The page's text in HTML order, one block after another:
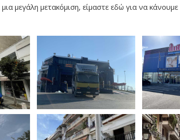
μεγάλη μετακόμιση, είμαστε εδώ για να